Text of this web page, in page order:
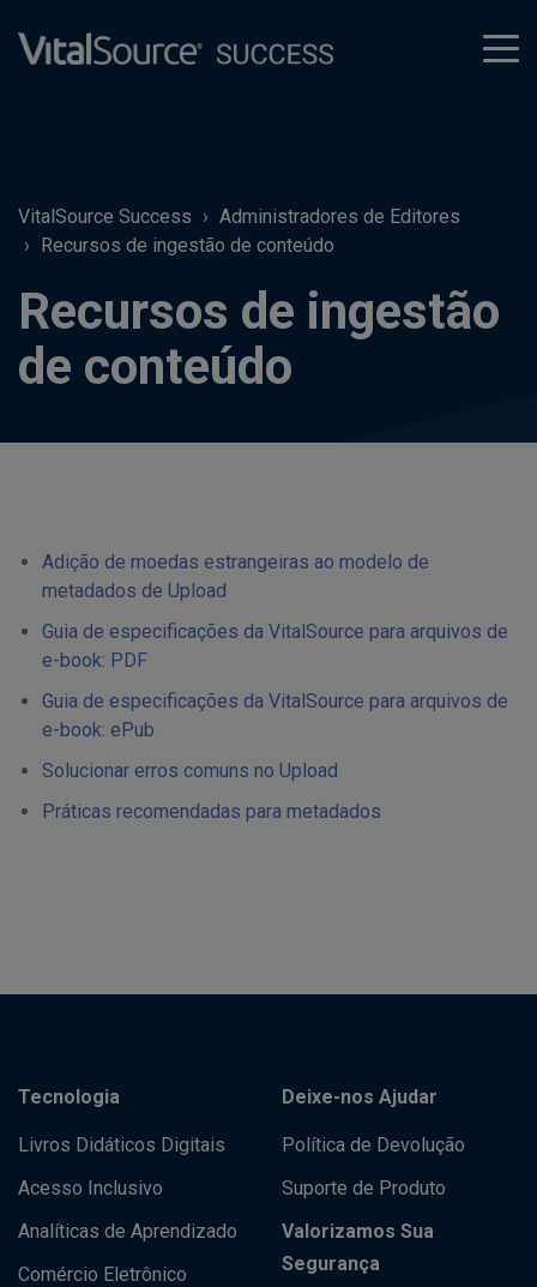
VitalSource Success
Administradores de Editores
Recursos de ingestão de conteúdo
Recursos de ingestão
de conteúdo
Adição de moedas estrangeiras ao modelo de
metadados de Upload
Guia de especificações da VitalSource para arquivos de
e-book: PDF
Guia de especificações da VitalSource para arquivos de
e-book: ePub
Solucionar erros comuns no Upload
Práticas recomendadas para metadados
Tecnologia
Livros Didáticos Digitais
Acesso Inclusivo
Analíticas de Aprendizado
Comércio Eletrônico
Deixe-nos Ajudar
Política de Devolução
Suporte de Produto
Valorizamos Sua
Segurança